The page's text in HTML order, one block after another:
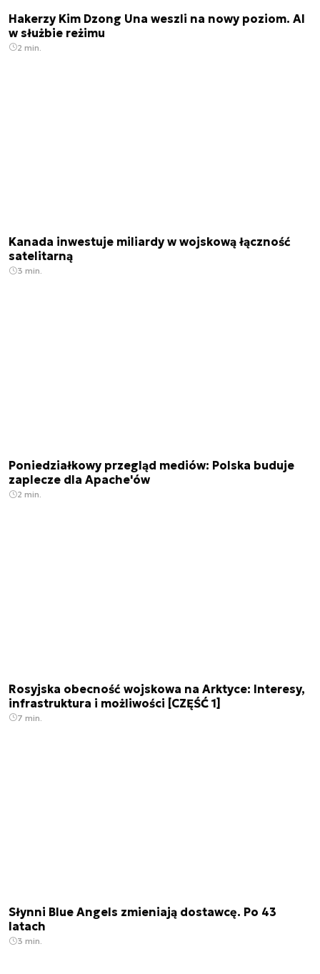
Hakerzy Kim Dzong Una weszli na nowy poziom. AI
w służbie reżimu
2 min.
Kanada inwestuje miliardy w wojskową łączność
satelitarną
3 min.
Poniedziałkowy przegląd mediów: Polska buduje
zaplecze dla Apache'ów
2 min.
Rosyjska obecność wojskowa na Arktyce: Interesy,
infrastruktura i możliwości [CZĘŚĆ 1]
7 min.
Słynni Blue Angels zmieniają dostawcę. Po 43
latach
3 min.